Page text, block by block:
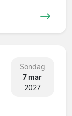
Söndag
7 mar
2027